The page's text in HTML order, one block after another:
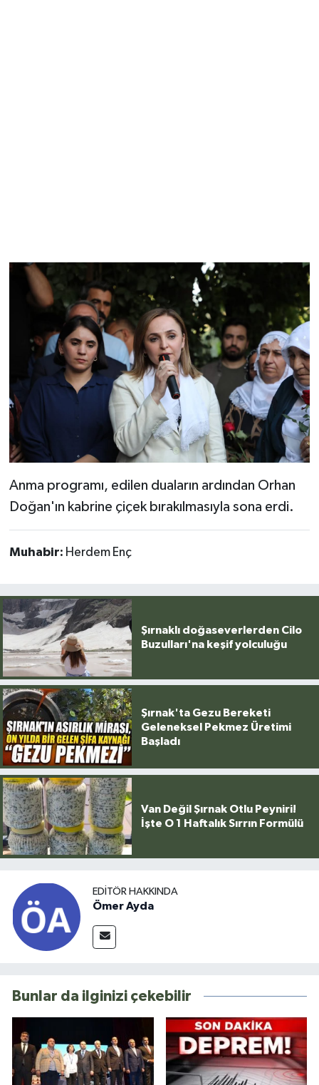
Anma programı, edilen duaların ardından Orhan
Doğan'ın kabrine çiçek bırakılmasıyla sona erdi.
Muhabir: Herdem Enç
Şırnaklı doğaseverlerden Cilo
Buzulları'na keşif yolculuğu
Şırnak'ta Gezu Bereketi
Geleneksel Pekmez Üretimi
Başladı
Van Değil Şırnak Otlu Peyniri!
İşte O 1 Haftalık Sırrın Formülü
EDITÖR HAKKINDA
Ömer Ayda
Bunlar da ilginizi çekebilir